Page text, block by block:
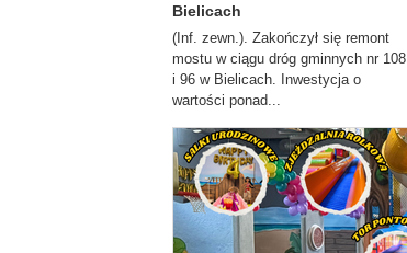
Bielicach
(Inf. zewn.). Zakończył się remont
mostu w ciągu dróg gminnych nr 108
i 96 w Bielicach. Inwestycja o
wartości ponad...